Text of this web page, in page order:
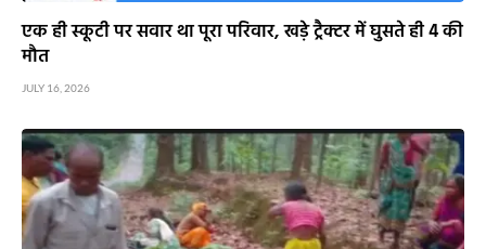
एक ही स्कूटी पर सवार था पूरा परिवार, खड़े ट्रैक्टर में घुसते ही 4 की
मौत
JULY 16, 2026